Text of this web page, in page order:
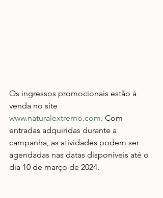
Os ingressos promocionais estão à
venda no site
www.naturalextremo.com. Com
entradas adquiridas durante a
campanha, as atividades podem ser
agendadas nas datas disponíveis até o
dia 10 de março de 2024.